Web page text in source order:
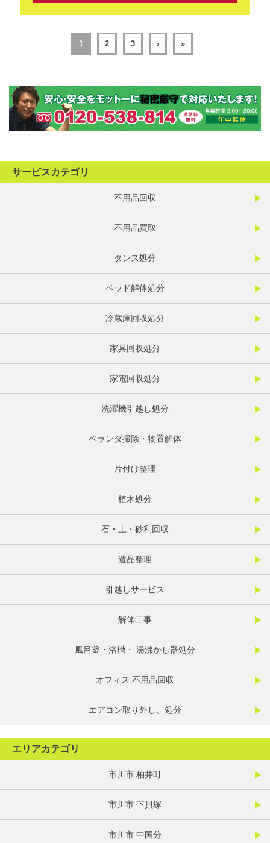
1 2 3 › »
サービスカテゴリ
不用品回収
不用品買取
タンス処分
ベッド解体処分
冷蔵庫回収処分
家具回収処分
家電回収処分
洗濯機引越し処分
ベランダ掃除・物置解体
片付け整理
植木処分
石・土・砂利回収
遺品整理
引越しサービス
解体工事
風呂釜・浴槽・ 湯沸かし器処分
オフィス 不用品回収
エアコン取り外し、処分
エリアカテゴリ
市川市 柏井町
市川市 下貝塚
市川市 中国分